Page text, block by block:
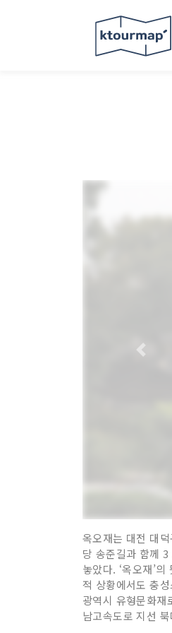
옥오재는 대전 대
당 송준길과 함께
놓았다. ‘옥오재’
적 상황에서도 충
광역시 유형문화
남고속도로 지선